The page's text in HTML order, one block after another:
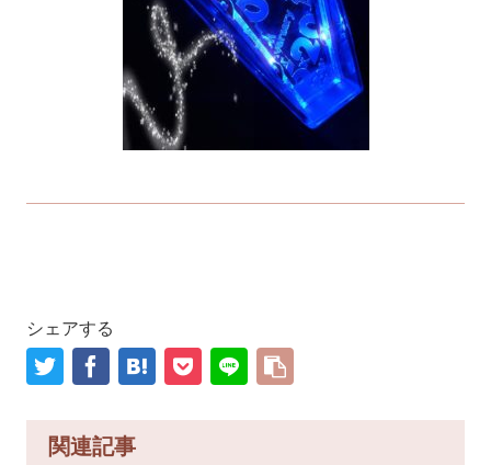
シェアする
関連記事